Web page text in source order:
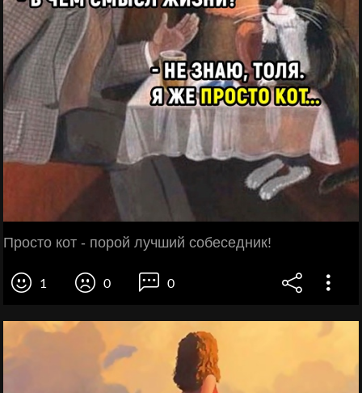
Просто кот - порой лучший собеседник!
1 0 0